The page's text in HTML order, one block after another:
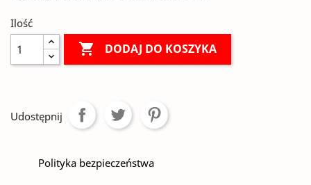
Ilość
 DODAJ DO KOSZYKA
Udostępnij
Polityka bezpieczeństwa